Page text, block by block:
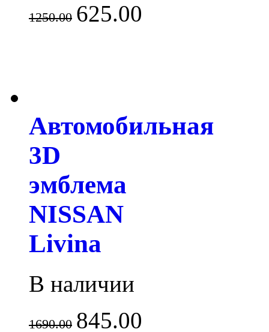
1250.00 625.00
Автомобильная
3D
эмблема
NISSAN
Livina
В наличии
1690.00 845.00